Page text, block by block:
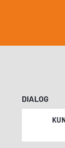
DIALOG